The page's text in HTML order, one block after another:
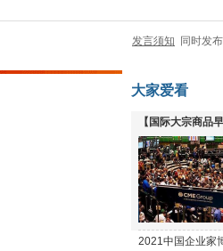
发言须知 同时发
大家爱看
【国际大宗商品
下跌
2021中国企业家